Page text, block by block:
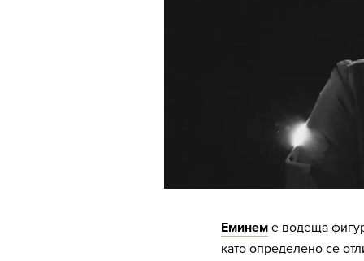
Еминем е водеща
като определено се